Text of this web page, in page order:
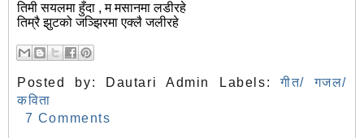
तिमी सयलमा हुँदा , म मसानमा लडीरहे
तिम्रै झुटको जञ्झिरमा एक्लै जलीरहे
Posted by: Dautari Admin Labels:गीत/ गजल/
कविता
7 Comments